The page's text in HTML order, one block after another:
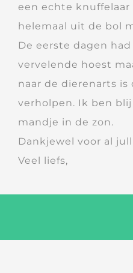
een echte knuffelaar
helemaal uit de bol
De eerste dagen
vervelende hoest
naar de dierenarts is
verholpen. Ik ben
mandje in de zon.
Dankjewel voor al
Veel liefs,